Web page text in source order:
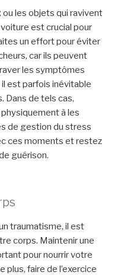
les objets qui ravivent
est crucial pour
un effort pour éviter
car ils peuvent
les symptômes
il est parfois inévitable
Dans de tels cas,
à les
de gestion du stress
ces moments et restez
guérison.
traumatisme, il est
corps. Maintenir une
pour nourrir votre
plus, faire de l’exercice